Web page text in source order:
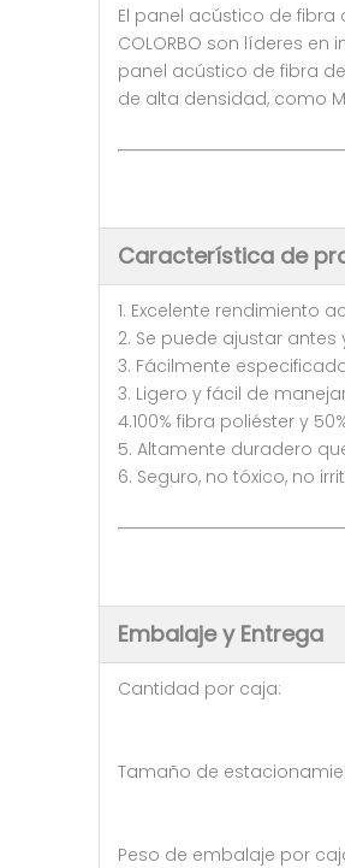
El panel acústico de fibra
COLORBO son líderes
panel acústico de fibra
de alta densidad, como
Característica de
1. Excelente rendimiento
2. Se puede ajustar
3. Fácilmente
3. Ligero y fácil de
4.100% fibra poliéster y
5. Altamente duradero
6. Seguro, no tóxico, no
Embalaje y Entrega
Cantidad
Tamaño de
Peso de